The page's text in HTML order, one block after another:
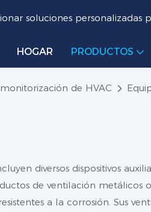
soluciones personalizadas
HOGAR PRODUCTOS
de HVAC
diversos dispositivos
de ventilación
a la corrosión. Sus